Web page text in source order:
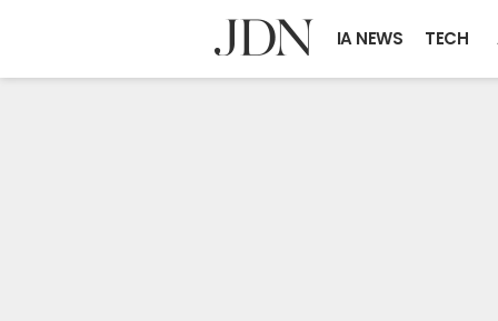
IA NEWS TECH